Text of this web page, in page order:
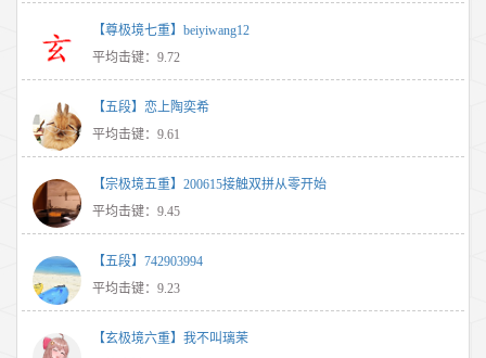
【尊极境七重】beiyiwang12
平均击键：9.72
【五段】恋上陶奕希
平均击键：9.61
【宗极境五重】200615接触双拼从零开始
平均击键：9.45
【五段】742903994
平均击键：9.23
【玄极境六重】我不叫璃茉